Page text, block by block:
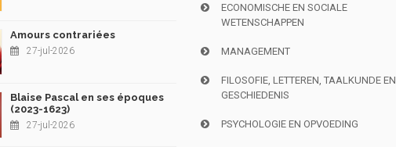
Amours contrariées
27-jul-2026
Blaise Pascal en ses époques
(2023-1623)
27-jul-2026
ECONOMISCHE EN SOCIALE
WETENSCHAPPEN
MANAGEMENT
FILOSOFIE, LETTEREN, TAALKUNDE EN
GESCHIEDENIS
PSYCHOLOGIE EN OPVOEDING